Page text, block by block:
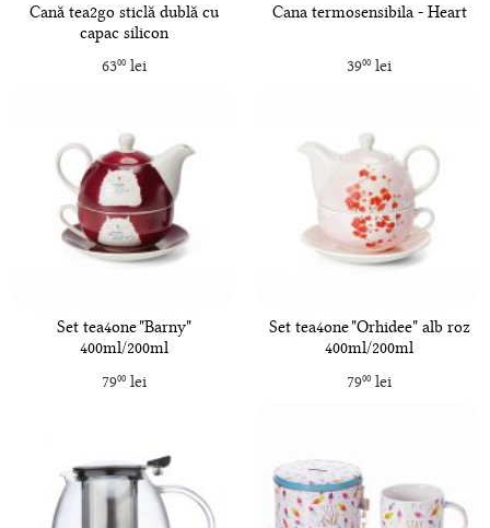
Cană tea2go sticlă dublă cu
capac silicon
6300lei
Cana termosensibila - Heart
3900lei
Set tea4one "Barny"
400ml/200ml
7900lei
Set tea4one "Orhidee" alb roz
400ml/200ml
7900lei